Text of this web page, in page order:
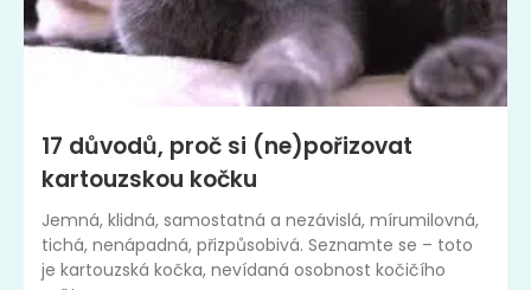
17 důvodů, proč si (ne)pořizovat
kartouzskou kočku
Jemná, klidná, samostatná a nezávislá, mírumilovná,
tichá, nenápadná, přizpůsobivá. Seznamte se – toto
je kartouzská kočka, nevídaná osobnost kočičího